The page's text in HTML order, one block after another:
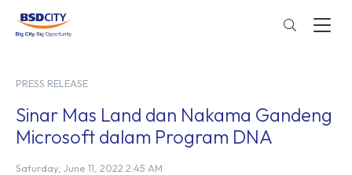
PRESS RELEASE
Sinar Mas Land dan Nakama Gandeng
Microsoft dalam Program DNA
Saturday, June 11, 2022 2:45 AM